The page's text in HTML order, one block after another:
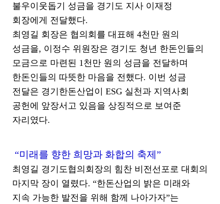
불우이웃돕기 성금을 경기도 지사 이재정
회장에게 전달했다.
최영길 회장은 협의회를 대표해 4천만 원의
성금을, 이정수 위원장은 경기도 청년 한돈인들의
모금으로 마련된 1천만 원의 성금을 전달하며
한돈인들의 따뜻한 마음을 전했다. 이번 성금
전달은 경기한돈산업이 ESG 실천과 지역사회
공헌에 앞장서고 있음을 상징적으로 보여준
자리였다.
“미래를 향한 희망과 화합의 축제”
최영길 경기도협의회장의 힘찬 비전선포로 대회의
마지막 장이 열렸다. “한돈산업의 밝은 미래와
지속 가능한 발전을 위해 함께 나아가자”는